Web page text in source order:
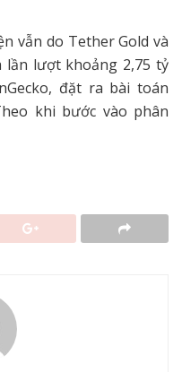
vẫn do Tether Gold và
lần lượt khoảng 2,75 tỷ
đặt ra bài toán
khi bước vào phân